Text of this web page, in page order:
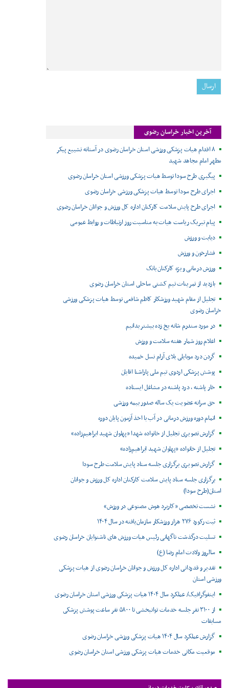
آخرین اخبار خراسان رضوی
۸ اقدام هیات پزشکی ورزشی استان خراسان رضوی در آستانه تشییع پیکر
مطهر امام مجاهد شهید
پیگیری طرح سودا توسط هیات پزشکی ورزشی استان خراسان رضوی
اجرای طرح سودا توسط هیات پزشکی ورزشی خراسان رضوی
اجرای طرح پایش سلامت کارکنان اداره کل ورزش و جوانان خراسان رضوی
پیام تبریک ریاست هیات به مناسبت روز ارتباطات و روابط عمومی
دیابت و ورزش
فشارخون و ورزش
ورزش درمانی ویژه کارکنان بانک
بازدید از تمرینات تیم کشتی ساحلی استان خراسان رضوی
تجلیل از مقام شهید ورزشکار کاظم شافعی توسط هیات پزشکی ورزشی
خراسان رضوی
در مورد سندرم شانه یخ زده بیشتر بدانیم
اعلام روز شمار هفته سلامت و ورزش
گردن درد موبایلی بلای آرام نسل خمیده
پوشش پزشکی اردوی تیم ملی پاراشنا اقایان
خار پاشنه ، درد پاشنه در مشاغل ایستاده
حق سرانه عضویت یک ساله صدور بیمه ورزشی
اتمام دوره ورزش درمانی در آب با اخذ آزمون پایان دوره
گزارش تصویری تجلیل از خانواده شهدا «پهلوان شهید ابراهیم‌زاده»
تجلیل از خانواده «پهلوان شهید ابراهیم‌زاده»
گزارش تصویری برگزاری جلسه ستاد پایش سلامت طرح سودا
برگزاری جلسه ستاد پایش سلامت کارکنان اداره کل ورزش و جوانان
استان(طرح سودا)
نشست تخصصی «کاربرد هوش مصنوعی در ورزش»
ثبت رکورد ۲۷۶ هزار ورزشکار سازمان‌یافته در سال ۱۴۰۴
تسلیت درگذشت ناگهانی رئیس هیات ورزش های ناشنوایان خراسان رضوی
سالروز ولادت امام رضا (ع)
تقدیر و قدردانی اداره کل ورزش و جوانان خراسان رضوی از هیات پزشکی
ورزشی استان
اینفوگرافیک/ عملکرد سال ۱۴۰۴ هیات پزشکی ورزشی استان خراسان رضوی
از ۳۱۰۰ نفر جلسه خدمات توانبخشی تا ۵۸۰۰ نفر ساعت پوشش پزشکی
مسابقات
گزارش عملکرد سال ۱۴۰۴ هیات پزشکی ورزشی خراسان رضوی
موقعیت مکانی خدمات هیات پزشکی ورزشی استان خراسان رضوی ‌